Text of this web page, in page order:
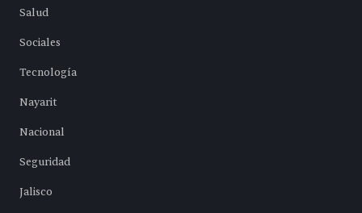
Salud
Sociales
Tecnología
Nayarit
Nacional
Seguridad
Jalisco